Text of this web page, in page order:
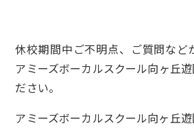
休校期間中ご不明点、ご質問など
アミーズボーカルスクール向ヶ丘
ださい。
アミーズボーカルスクール向ヶ丘